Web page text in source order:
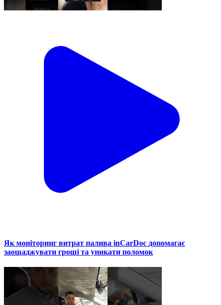
Як моніторинг витрат палива inCarDoc допомагає
заощаджувати гроші та уникати поломок